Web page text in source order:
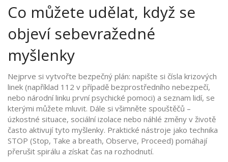
Co můžete udělat, když se
objeví sebevražedné
myšlenky
Nejprve si vytvořte bezpečný plán: napište si čísla krizových
linek (například 112 v případě bezprostředního nebezpečí,
nebo národní linku první psychické pomoci) a seznam lidí, se
kterými můžete mluvit. Dále si všimněte spouštěčů –
úzkostné situace, sociální izolace nebo náhlé změny v životě
často aktivují tyto myšlenky. Praktické nástroje jako technika
STOP (Stop, Take a breath, Observe, Proceed) pomáhají
přerušit spirálu a získat čas na rozhodnutí.